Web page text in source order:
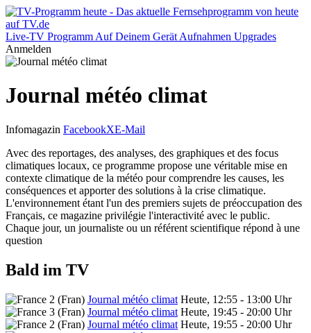
Live-TV Programm Auf Deinem Gerät Aufnahmen Upgrades
Anmelden
Journal météo climat
Infomagazin FacebookXE-Mail
Avec des reportages, des analyses, des graphiques et des focus
climatiques locaux, ce programme propose une véritable mise en
contexte climatique de la météo pour comprendre les causes, les
conséquences et apporter des solutions à la crise climatique.
L'environnement étant l'un des premiers sujets de préoccupation des
Français, ce magazine privilégie l'interactivité avec le public.
Chaque jour, un journaliste ou un référent scientifique répond à une
question
Bald im TV
Journal météo climat Heute, 12:55 - 13:00 Uhr
Journal météo climat Heute, 19:45 - 20:00 Uhr
Journal météo climat Heute, 19:55 - 20:00 Uhr